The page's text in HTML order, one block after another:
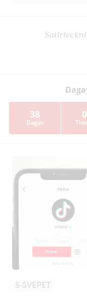
38
Dagar
S-SVEPET